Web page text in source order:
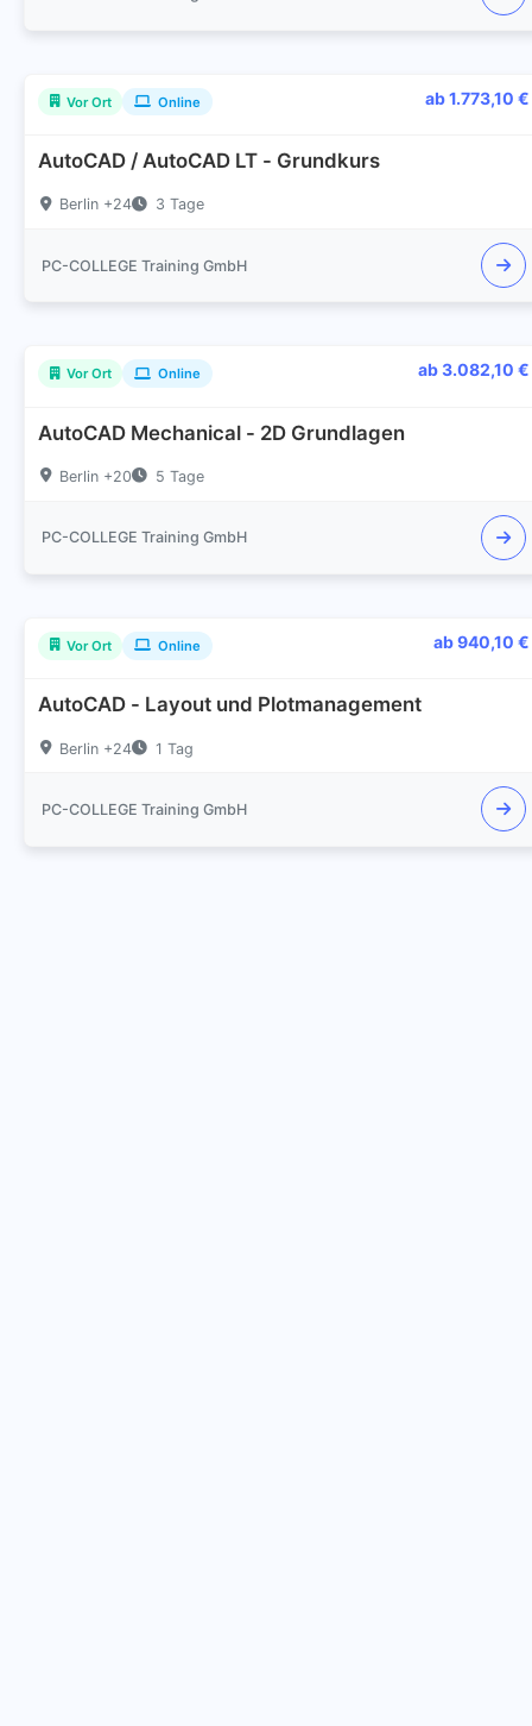
Vor Ort Online ab 1.773,10 €
AutoCAD / AutoCAD LT - Grundkurs
Berlin +24 3 Tage
PC-COLLEGE Training GmbH
Vor Ort Online ab 3.082,10 €
AutoCAD Mechanical - 2D Grundlagen
Berlin +20 5 Tage
PC-COLLEGE Training GmbH
Vor Ort Online ab 940,10 €
AutoCAD - Layout und Plotmanagement
Berlin +24 1 Tag
PC-COLLEGE Training GmbH